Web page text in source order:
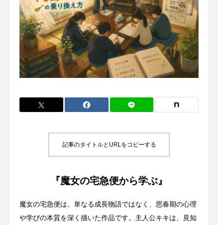
記事のタイトルとURLをコピーする
『魔女の宅急便から学ぶ』
魔女の宅急便は、単なる成長物語ではなく、思春期の心理
や学びの本質を深く描いた作品です。主人公キキは、見知
学習塾部門
フリースクール部門
お金の学校
よくある質問